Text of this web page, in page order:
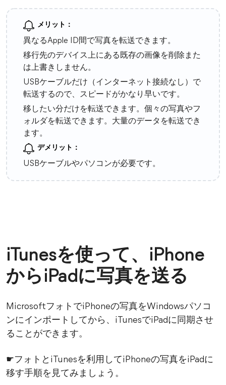
メリット：
異なるApple ID間で写真を転送できます。
移行先のデバイス上にある既存の画像を削除また
は上書きしません。
USBケーブルだけ（インターネット接続なし）で
転送するので、スピードがかなり早いです。
移したい分だけを転送できます。個々の写真やフ
ォルダを転送できます。大量のデータを転送でき
ます。
デメリット：
USBケーブルやパソコンが必要です。
iTunesを使って、iPhone
からiPadに写真を送る
MicrosoftフォトでiPhoneの写真をWindowsパソコ
ンにインポートしてから、iTunesでiPadに同期させ
ることができます。
☛フォトとiTunesを利用してiPhoneの写真をiPadに
移す手順を見てみましょう。